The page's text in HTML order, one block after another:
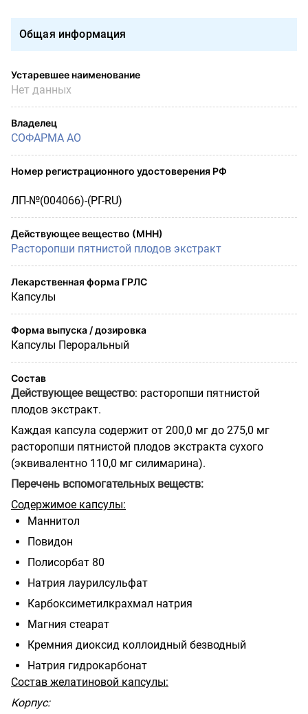
Общая информация
Устаревшее наименование
Нет данных
Владелец
СОФАРМА АО
Номер регистрационного удостоверения РФ
ЛП-№(004066)-(РГ-RU)
Действующее вещество (МНН)
Расторопши пятнистой плодов экстракт
Лекарственная форма ГРЛС
Капсулы
Форма выпуска / дозировка
Капсулы Пероральный
Состав
Действующее вещество: расторопши пятнистой
плодов экстракт.
Каждая капсула содержит от 200,0 мг до 275,0 мг
расторопши пятнистой плодов экстракта сухого
(эквивалентно 110,0 мг силимарина).
Перечень вспомогательных веществ:
Содержимое капсулы:
Маннитол
Повидон
Полисорбат 80
Натрия лаурилсульфат
Карбоксиметилкрахмал натрия
Магния стеарат
Кремния диоксид коллоидный безводный
Натрия гидрокарбонат
Состав желатиновой капсулы:
Корпус: